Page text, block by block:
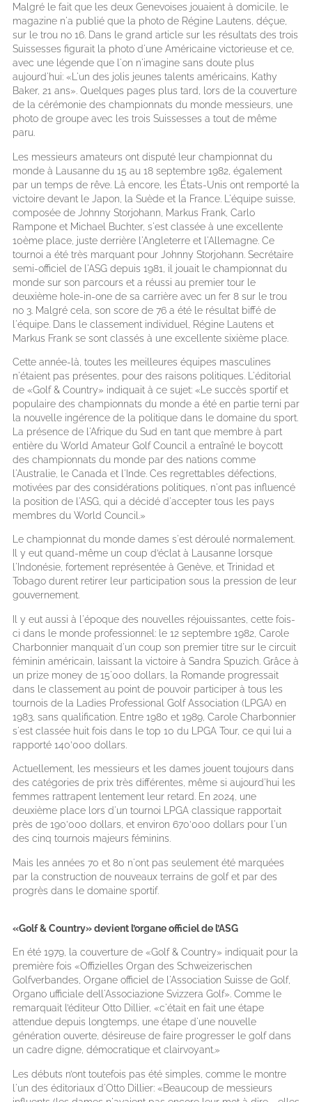
Malgré le fait que les deux Genevoises jouaient à domicile, le
magazine n'a publié que la photo de Régine Lautens, déçue,
sur le trou no 16. Dans le grand article sur les résultats des trois
Suissesses figurait la photo d'une Américaine victorieuse et ce,
avec une légende que l'on n'imagine sans doute plus
aujourd'hui: «L'un des jolis jeunes talents américains, Kathy
Baker, 21 ans». Quelques pages plus tard, lors de la couverture
de la cérémonie des championnats du monde messieurs, une
photo de groupe avec les trois Suissesses a tout de même
paru.
Les messieurs amateurs ont disputé leur championnat du
monde à Lausanne du 15 au 18 septembre 1982, également
par un temps de rêve. Là encore, les États-Unis ont remporté la
victoire devant le Japon, la Suède et la France. L'équipe suisse,
composée de Johnny Storjohann, Markus Frank, Carlo
Rampone et Michael Buchter, s'est classée à une excellente
10ème place, juste derrière l'Angleterre et l'Allemagne. Ce
tournoi a été très marquant pour Johnny Storjohann. Secrétaire
semi-officiel de l'ASG depuis 1981, il jouait le championnat du
monde sur son parcours et a réussi au premier tour le
deuxième hole-in-one de sa carrière avec un fer 8 sur le trou
no 3. Malgré cela, son score de 76 a été le résultat biffé de
l'équipe. Dans le classement individuel, Régine Lautens et
Markus Frank se sont classés à une excellente sixième place.
Cette année-là, toutes les meilleures équipes masculines
n'étaient pas présentes, pour des raisons politiques. L'éditorial
de «Golf & Country» indiquait à ce sujet: «Le succès sportif et
populaire des championnats du monde a été en partie terni par
la nouvelle ingérence de la politique dans le domaine du sport.
La présence de l'Afrique du Sud en tant que membre à part
entière du World Amateur Golf Council a entraîné le boycott
des championnats du monde par des nations comme
l'Australie, le Canada et l'Inde. Ces regrettables défections,
motivées par des considérations politiques, n'ont pas influencé
la position de l'ASG, qui a décidé d'accepter tous les pays
membres du World Council.»
Le championnat du monde dames s'est déroulé normalement.
Il y eut quand-même un coup d’éclat à Lausanne lorsque
l'Indonésie, fortement représentée à Genève, et Trinidad et
Tobago durent retirer leur participation sous la pression de leur
gouvernement.
Il y eut aussi à l'époque des nouvelles réjouissantes, cette fois-
ci dans le monde professionnel: le 12 septembre 1982, Carole
Charbonnier manquait d'un coup son premier titre sur le circuit
féminin américain, laissant la victoire à Sandra Spuzich. Grâce à
un prize money de 15'000 dollars, la Romande progressait
dans le classement au point de pouvoir participer à tous les
tournois de la Ladies Professional Golf Association (LPGA) en
1983, sans qualification. Entre 1980 et 1989, Carole Charbonnier
s'est classée huit fois dans le top 10 du LPGA Tour, ce qui lui a
rapporté 140’000 dollars.
Actuellement, les messieurs et les dames jouent toujours dans
des catégories de prix très différentes, même si aujourd'hui les
femmes rattrapent lentement leur retard. En 2024, une
deuxième place lors d'un tournoi LPGA classique rapportait
près de 190’000 dollars, et environ 670’000 dollars pour l'un
des cinq tournois majeurs féminins.
Mais les années 70 et 80 n'ont pas seulement été marquées
par la construction de nouveaux terrains de golf et par des
progrès dans le domaine sportif.
«Golf & Country» devient l’organe officiel de l’ASG
En été 1979, la couverture de «Golf & Country» indiquait pour la
première fois «Offizielles Organ des Schweizerischen
Golfverbandes, Organe officiel de l'Association Suisse de Golf,
Organo ufficiale dell'Associazione Svizzera Golf». Comme le
remarquait l’éditeur Otto Dillier, «c'était en fait une étape
attendue depuis longtemps, une étape d'une nouvelle
génération ouverte, désireuse de faire progresser le golf dans
un cadre digne, démocratique et clairvoyant.»
Les débuts n’ont toutefois pas été simples, comme le montre
l'un des éditoriaux d'Otto Dillier: «Beaucoup de messieurs